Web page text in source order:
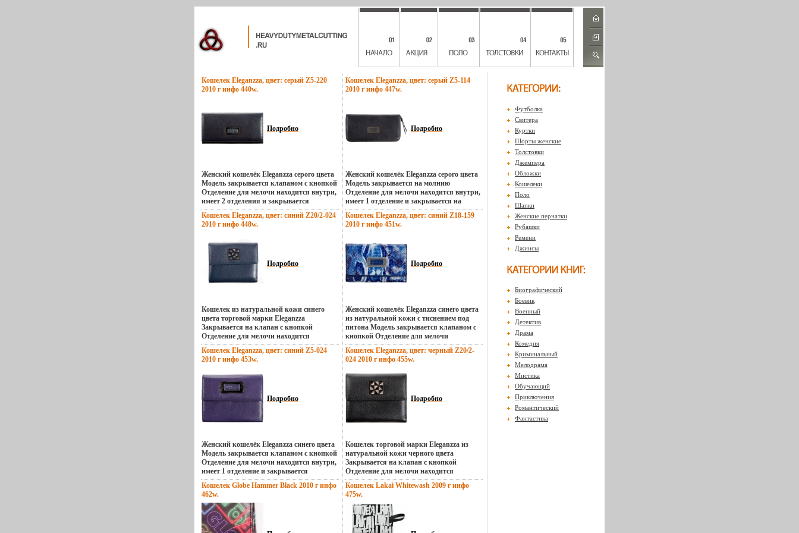
Кошелек Eleganzza, цвет: серый Z5-220
2010 г инфо 440w.
Подробно
Женский кошелёк Eleganzza серого цвета
Модель закрывается клапаном с кнопкой
Отделение для мелочи находится внутри,
имеет 2 отделения и закрывается
рамочным замком В кошельке есть 3 не
складывающихся отделебъмарний для
крупных купюр и 9 отделений для
задней стенке - карман на молнии
Торговая марка: Eleganzza Страна:
Италия Размер: 20х10х2 см Цвет: серый
Артикул: Z5-220.
Кошелек Eleganzza, цвет: синий Z20/2-024
2010 г инфо 448w.
Подробно
Кошелек из натуральной кожи синего
цвета торговой марки Eleganzza
Закрывается на клапан с кнопкой
Отделение для мелочи находится
снаружи и закрывается на молнию
Отделение для мелочи состоит из двух
отделов,бъмау отделение для купюр
Имеется десять отделений для кредитных
и дисконтных карт Торговая марка:
Eleganzza Страна: Италия Размер:
115х95х25 см см Цвет: синий Артикул:
Z20/2-024.
Кошелек Eleganzza, цвет: синий Z5-024
2010 г инфо 453w.
Подробно
Женский кошелёк Eleganzza синего цвета
Модель закрывается клапаном с кнопкой
Отделение для мелочи находится внутри,
имеет 1 отделение и закрывается
клапаном с кнопкой В кошельке есть 2
складывающихся отделебъмаьния для
крупных купюр и 6 отделения для
кредитных и дисконтных карт Торговая
марка: Eleganzza Страна: Италия Размер:
95х115х25 см Цвет: синий Артикул: Z5-
Кошелек Globe Hammer Black 2010 г инфо
462w.
Кошелек Eleganzza, цвет: серый Z5-114
2010 г инфо 447w.
Подробно
Женский кошелёк Eleganzza серого цвета
Модель закрывается на молнию
Отделение для мелочи находится внутри,
имеет 1 отделение и закрывается на
молнию В кошельке есть 4 не
складывающихся отделения для
крупныхбъмас купюр и 14 отделений для
марка: Eleganzza Страна: Италия Размер:
20х10х2 см Цвет: серый Артикул: Z5-114.
Кошелек Eleganzza, цвет: синий Z18-159
2010 г инфо 451w.
Подробно
Женский кошелёк Eleganzza синего цвета
из натуральной кожи с тиснением под
питона Модель закрывается клапаном с
кнопкой Отделение для мелочи
находится снаружи, имеет 1 отделение и
закрывается на рамочный замбъмаыок В
кошельке есть 2 складывающихся
отделения для крупных купюр и 8
отделений для кредитных и дисконтных
карт Торговая марка: Eleganzza Страна:
Италия Размер: 95х135х3 см Цвет: синий
Артикул: Z18-159.
Кошелек Eleganzza, цвет: черный Z20/2-
024 2010 г инфо 455w.
Подробно
Кошелек торговой марки Eleganzza из
натуральной кожи черного цвета
Закрывается на клапан с кнопкой
Отделение для мелочи находится
снаружи и закрывается на молнию
Отделение для мелочи состоит из двух
отделовбъмаю, отделение для купюр
складывается и состоит из двух отделений
Имеется десять отделений для кредитных
и дисконтных карт Торговая марка:
Кошелек Lakai Whitewash 2009 г инфо
475w.
Футболка
Свитера
Куртки
Шорты женские
Толстовки
Джемпера
Обложки
Кошелеки
Поло
Шапки
Женские перчатки
Рубашки
Ремени
Джинсы
Биографический
Боевик
Военный
Детектив
Драма
Комедия
Криминальный
Мелодрама
Мистика
Обучающий
Приключения
Романтический
Фантастика